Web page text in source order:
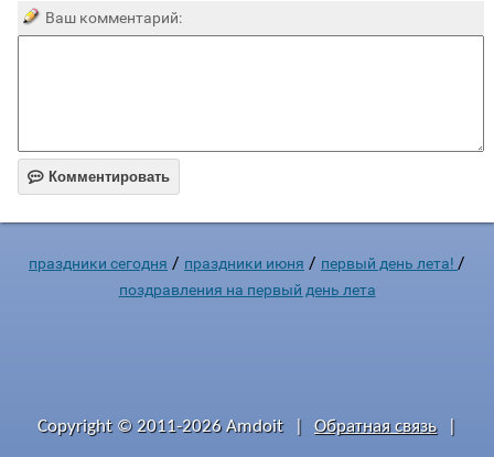
Ваш комментарий:
 Комментировать
праздники сегодня / праздники июня / первый день лета! /
поздравления на первый день лета
Copyright © 2011-2026 Amdoit Обратная связь